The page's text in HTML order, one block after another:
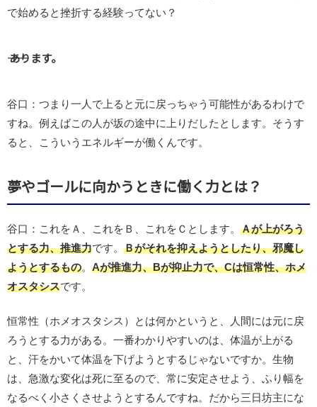
で始めると挫折する経験ってない？
―― あります。
谷口：つまり一人で上ると元に戻っちゃう可能性があるわけで
すね。例えばこの人が坂の途中に上りだしたとします。そうす
ると、こういうエネルギーが働くんです。
夢やゴールに向かうときに働く力とは？
谷口：これをＡ、これをＢ、これをＣとします。 Ａが上がろう
とする力、推進力です。 Ｂがそれを抑えようとしたり、邪魔し
ようとするもの。 Aが推進力、Bが抑止力で、Cは恒常性、ホメ
オスタシスです。
恒常性（ホメオスタシス）とは何かというと、人間には元に戻
ろうとする力がある。一番わかりやすいのは、体温が上がる
と、汗をかいて体温を下げようとするじゃないですか。生物
は、急激な変化は死に至るので、常に安定させよう、ふり幅を
なるべく小さくさせようとするんですね。だから三日坊主にな